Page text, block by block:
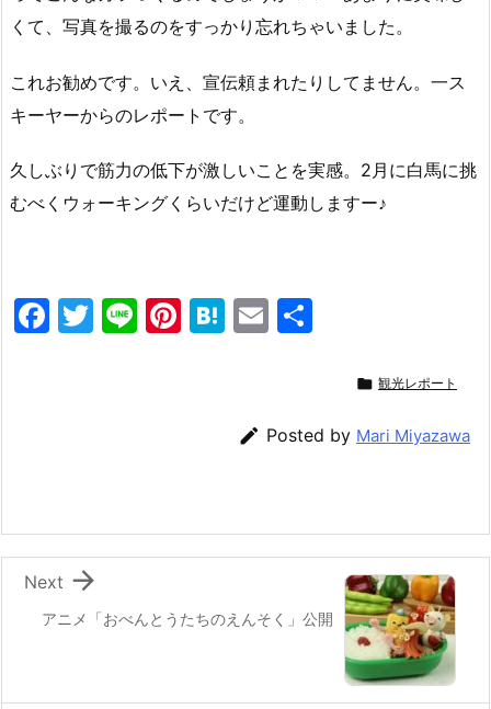
くて、写真を撮るのをすっかり忘れちゃいました。
これお勧めです。いえ、宣伝頼まれたりしてません。一ス
キーヤーからのレポートです。
久しぶりで筋力の低下が激しいことを実感。2月に白馬に挑
むべくウォーキングくらいだけど運動しますー♪
F
o
k
T
Li Pi H
a
E
l
 観光レポート
 Posted by Mari Miyazawa
アニメ「おべんとうたちのえんそく」公開

Next